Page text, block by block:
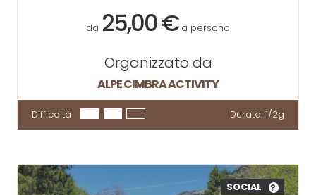
da 25,00 € a persona
Organizzato da
ALPE CIMBRA ACTIVITY
Difficoltà Durata: 1/2g
SOCIAL ?